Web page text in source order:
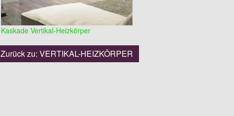
Kaskade Vertikal-Heizkörper
Zurück zu: VERTIKAL-HEIZKÖRPER